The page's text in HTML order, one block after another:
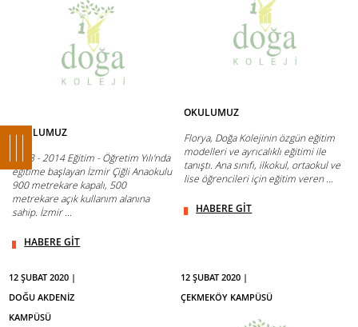
OKULUMUZ
2013 - 2014 Eğitim - Öğretim Yılı'nda
eğitime başlayan İzmir Çiğli Anaokulu
900 metrekare kapalı, 500
metrekare açık kullanım alanına
sahip. İzmir ...
HABERE GİT
OKULUMUZ
Florya, Doğa Kolejinin özgün eğitim
modelleri ve ayrıcalıklı eğitimi ile
tanıştı. Ana sınıfı, ilkokul, ortaokul ve
lise öğrencileri için eğitim veren ...
HABERE GİT
12 ŞUBAT 2020 |
DOĞU AKDENİZ
KAMPÜSÜ
12 ŞUBAT 2020 |
ÇEKMEKÖY KAMPÜSÜ